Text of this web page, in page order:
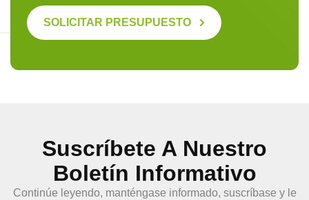
SOLICITAR PRESUPUESTO
Suscríbete A Nuestro
Boletín Informativo
Continúe leyendo, manténgase informado, suscríbase y le